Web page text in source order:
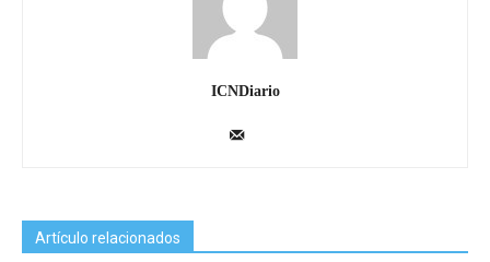
ICNDiario
Artículo relacionados